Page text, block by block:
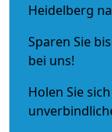
Heidelberg
Sparen Sie
bei uns!
Holen Sie